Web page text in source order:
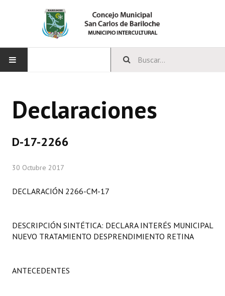
CONCEJO
Comisiones Especiales
Programas
Declaraciones
D-17-2266
30 Octubre 2017
DECLARACIÓN 2266-CM-17
DESCRIPCIÓN SINTÉTICA: DECLARA INTERÉS MUNICIPAL
NUEVO TRATAMIENTO DESPRENDIMIENTO RETINA
ANTECEDENTES